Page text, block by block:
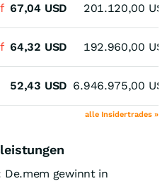
67,04 USD 201.120,00
64,32 USD 192.960,00
52,43 USD 6.946.975,00
alle Insidertrades »
De.mem gewinnt in